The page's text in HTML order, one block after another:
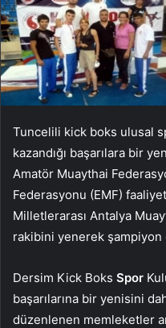
Tuncelili kick boks ulusal
kazandığı başarılara bir
Amatör Muaythai
Federasyonu (EMF)
Milletlerarası Antalya
rakibini yenerek şampiyon
Dersim Kick Boks Spor
başarılarına bir yenisini
düzenlenen memleketler